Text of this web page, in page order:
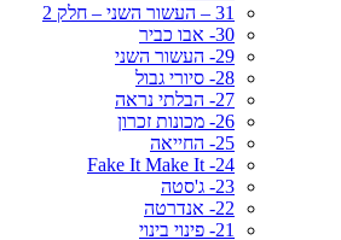
31 – העשור השני – חלק 2
30- אבו כביר
29- העשור השני
28- סיורי גבול
27- הבלתי נראה
26- מכונות זכרון
25- החייאה
24- Fake It Make It
23- ג'סטה
22- אנדרטה
21- פינוי בינוי